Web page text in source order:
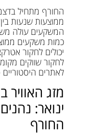
החורף מתחיל
המשקעים עולה
יכולים לחקור
לחקור שווקים
לאתרים היסטוריים
מזג
ינואר:
החורף